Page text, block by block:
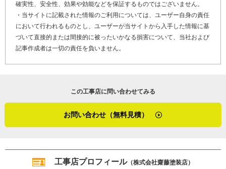
また、齋藤塗装店では防水塗装も可能です。紫外線でベラ
ンダ防水層が傷み、トップコートが薄くなると防水層の下
地が顔を出します。雨漏りや水漏れの原因になるため、現
地調査の際には防水層の劣化を丹念に確認し、必要に応じ
てトップコートの施工をします。
「外壁塗装や屋根塗装の際には、必ず防水も見積りに入れ
ています。防水層が劣化すると、雨漏り修理や下地の作り
直しが必要になり高額な工事になるため、紫外線で防水層
が傷む前に保護することが大切なんです」
宮城県白石市の屋根塗装工事の特性を尋ねました。白石市
は雪が降る地域で、雪止め金具の設置部分に注意が必要で
「お問い合わせから施工まで、私が全て動きます。どんな
作業も自社施工であることが齋藤塗装店の強みです。小さ
な工事でも遠慮なくご相談ください。犬小屋1つ、棚1枚の
塗装でも伺います。そうした小さな仕事から信頼が生ま
ライドをもって仕事をしてほしい」と伝えているそう。若
のような苦労の中で得た技術力とスタッフだからこそ、齋
確実性、安全性、効果や効能などを保証するものではございません。
・当サイトに記載された情報のご利用については、ユーザー自身の責任
において行われるものとし、ユーザーが当サイトから入手した情報に基
づいて直接的または間接的に被ったいかなる損害について、当社および
記事作成者は一切の責任を負いません。
この工事店に問い合わせてみる
お問い合わせ（無料見積）
工事店プロフィール（株式会社齋藤塗装店）